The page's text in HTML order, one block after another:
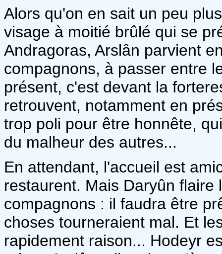
Alors qu'on en sait un peu
visage à moitié brûlé qui se
Andragoras, Arslân parvient
compagnons, à passer entre
présent, c'est devant la
retrouvent, notamment en
trop poli pour être honnête,
du malheur des autres...
En attendant, l'accueil est
restaurent. Mais Daryûn
compagnons : il faudra être
choses tourneraient mal. Et
rapidement raison... Hodeyr